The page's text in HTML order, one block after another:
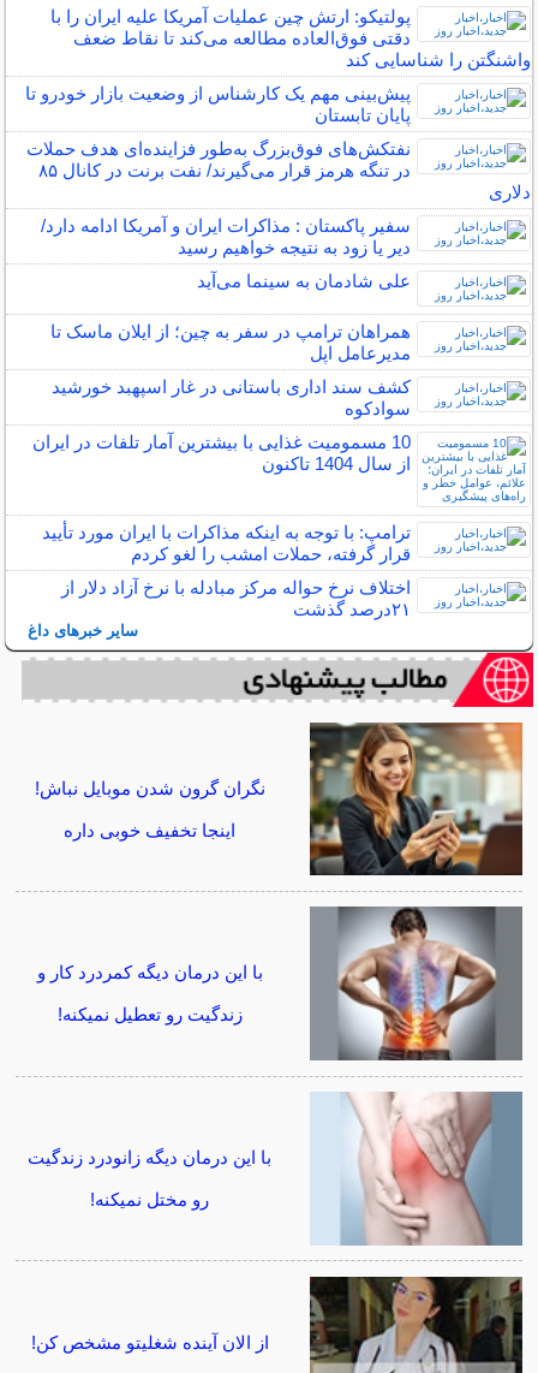
پولتیکو: ارتش چین عملیات آمریکا علیه ایران را با
دقتی فوق‌العاده مطالعه می‌کند تا نقاط ضعف
واشنگتن را شناسایی کند
پیش‌بینی مهم یک کارشناس از وضعیت بازار خودرو تا
پایان تابستان
نفتکش‌های فوق‌بزرگ به‌طور فزاینده‌ای هدف حملات
در تنگه هرمز قرار می‌گیرند/ نفت برنت در کانال ۸۵
دلاری
سفیر پاکستان : مذاکرات ایران و آمریکا ادامه دارد/
دیر یا زود به نتیجه خواهیم رسید
علی شادمان به سینما می‌آید
همراهان ترامپ در سفر به چین؛ از ایلان ماسک تا
مدیرعامل اپل
کشف سند اداری باستانی در غار اسپهبد خورشید
سوادکوه
10 مسمومیت غذایی با بیشترین آمار تلفات در ایران
از سال 1404 تاکنون
ترامپ: با توجه به اینکه مذاکرات با ایران مورد تأیید
قرار گرفته، حملات امشب را لغو کردم
اختلاف نرخ حواله مرکز مبادله با نرخ آزاد دلار از
۲۱درصد گذشت
سایر خبرهای داغ
نگران گرون شدن موبایل نباش!
اینجا تخفیف خوبی داره
با این درمان دیگه کمردرد کار و
زندگیت رو تعطیل نمیکنه!
با این درمان دیگه زانودرد زندگیت
رو مختل نمیکنه!
از الان آینده شغلیتو مشخص کن!